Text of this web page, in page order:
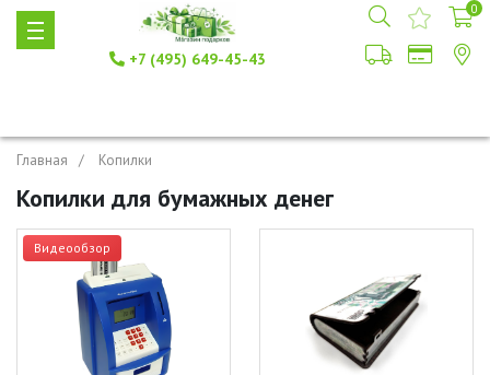
+7 (495) 649-45-43
0
Главная Копилки
Копилки для бумажных денег
Видеообзор